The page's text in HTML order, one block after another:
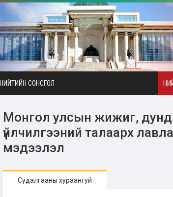
НИЙТИЙН СОНСГОЛ
Монгол улсын жижиг, дунд
үйлчилгээний талаарх
мэдээлэл
Судалгааны хураангуй